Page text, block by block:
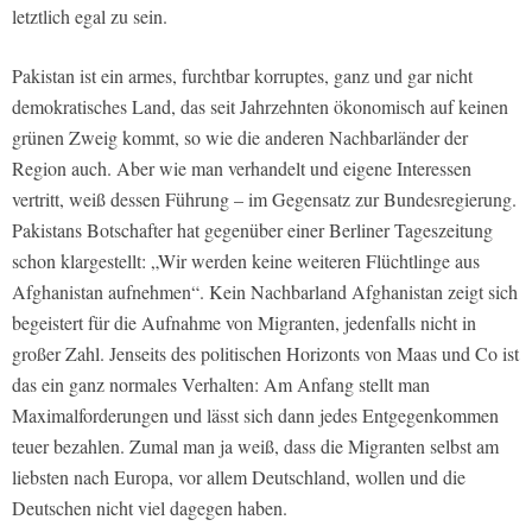
letztlich egal zu sein.
Pakistan ist ein armes, furchtbar korruptes, ganz und gar nicht
demokratisches Land, das seit Jahrzehnten ökonomisch auf keinen
grünen Zweig kommt, so wie die anderen Nachbarländer der
Region auch. Aber wie man verhandelt und eigene Interessen
vertritt, weiß dessen Führung – im Gegensatz zur Bundesregierung.
Pakistans Botschafter hat gegenüber einer Berliner Tageszeitung
schon klargestellt: „Wir werden keine weiteren Flüchtlinge aus
Afghanistan aufnehmen“. Kein Nachbarland Afghanistan zeigt sich
begeistert für die Aufnahme von Migranten, jedenfalls nicht in
großer Zahl. Jenseits des politischen Horizonts von Maas und Co ist
das ein ganz normales Verhalten: Am Anfang stellt man
Maximalforderungen und lässt sich dann jedes Entgegenkommen
teuer bezahlen. Zumal man ja weiß, dass die Migranten selbst am
liebsten nach Europa, vor allem Deutschland, wollen und die
Deutschen nicht viel dagegen haben.